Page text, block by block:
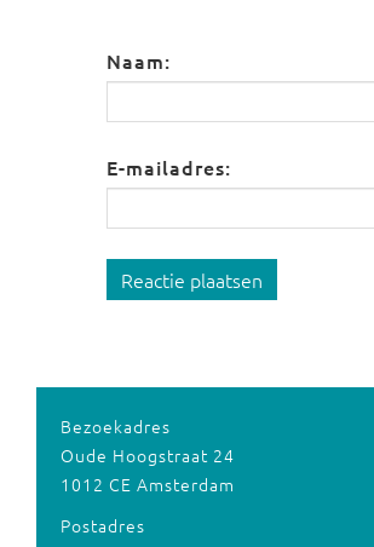
Naam:
E-mailadres:
Reactie plaatsen
Bezoekadres
Oude Hoogstraat 24
1012 CE Amsterdam
Postadres